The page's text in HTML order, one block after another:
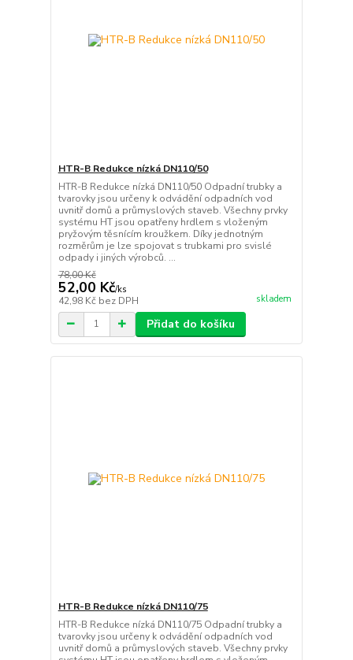
HTR-B Redukce nízká DN110/50
HTR-B Redukce nízká DN110/50 Odpadní trubky a
tvarovky jsou určeny k odvádění odpadních vod
uvnitř domů a průmyslových staveb. Všechny prvky
systému HT jsou opatřeny hrdlem s vloženým
pryžovým těsnícím kroužkem. Díky jednotným
rozměrům je lze spojovat s trubkami pro svislé
odpady i jiných výrobců. ...
78,00 Kč
52,00 Kč/ks
42,98 Kč bez DPH skladem
Přidat do košíku
HTR-B Redukce nízká DN110/75
HTR-B Redukce nízká DN110/75 Odpadní trubky a
tvarovky jsou určeny k odvádění odpadních vod
uvnitř domů a průmyslových staveb. Všechny prvky